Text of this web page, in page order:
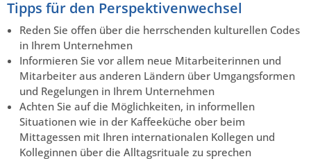
Tipps für den Perspektivenwechsel
Reden Sie offen über die herrschenden kulturellen Codes
in Ihrem Unternehmen
Informieren Sie vor allem neue Mitarbeiterinnen und
Mitarbeiter aus anderen Ländern über Umgangsformen
und Regelungen in Ihrem Unternehmen
Achten Sie auf die Möglichkeiten, in informellen
Situationen wie in der Kaffeeküche ober beim
Mittagessen mit Ihren internationalen Kollegen und
Kolleginnen über die Alltagsrituale zu sprechen